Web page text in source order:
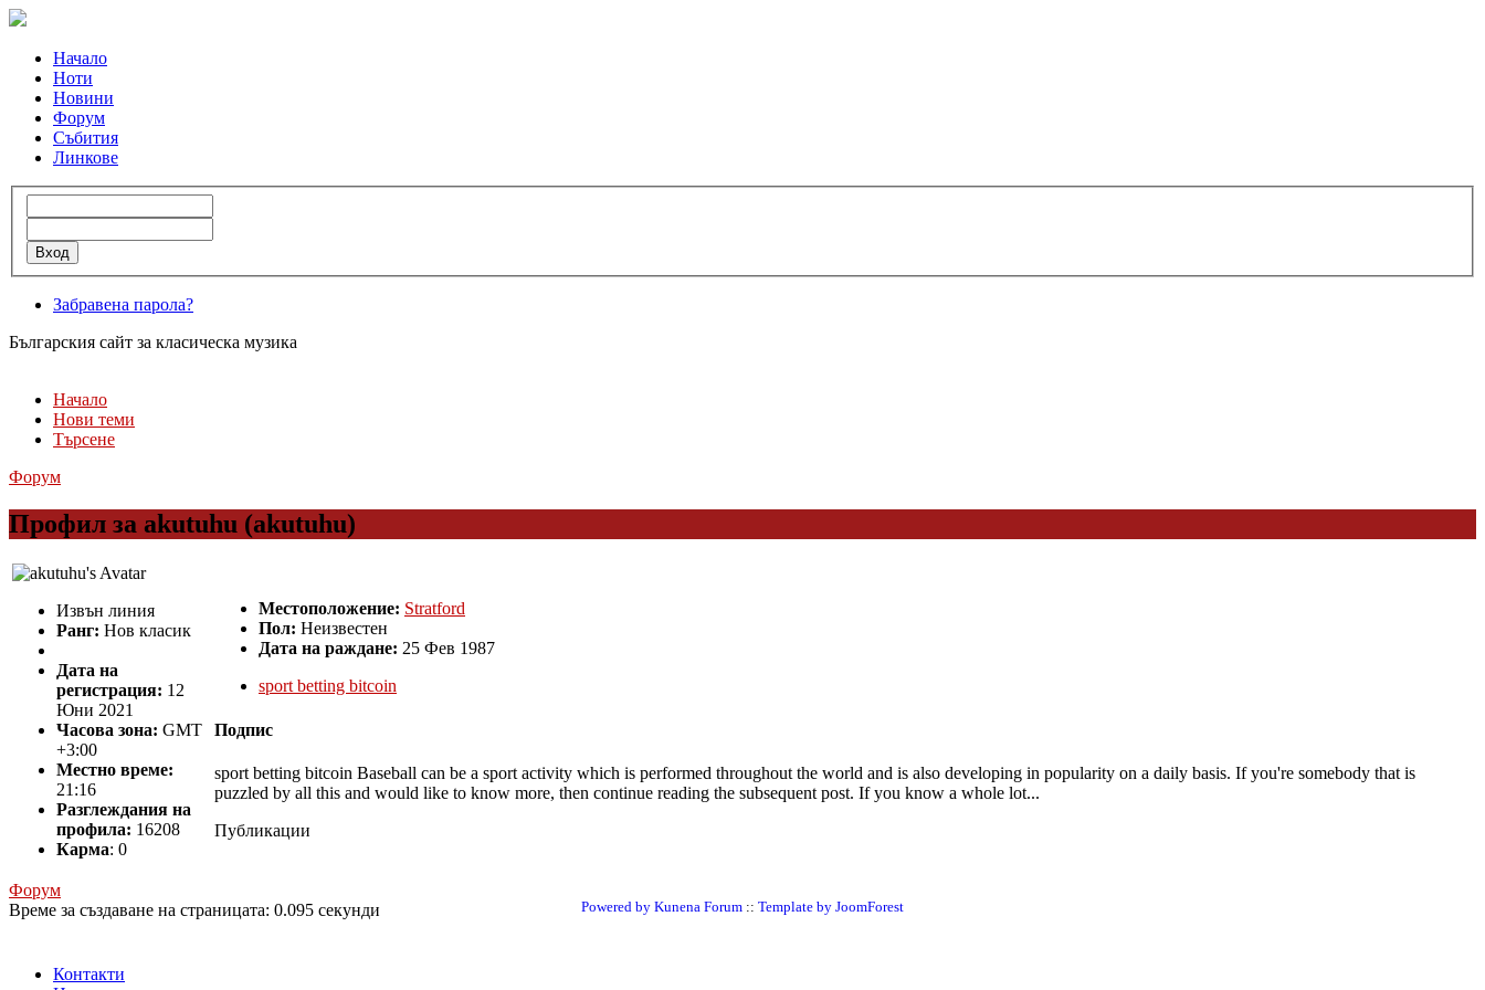
Начало
Ноти
Новини
Форум
Събития
Линкове
Забравена парола?
Българския сайт за класическа музика
Начало
Нови теми
Търсене
Форум
Профил за akutuhu (akutuhu)
Извън линия
Ранг: Нов класик
Дата на
регистрация: 12
Юни 2021
Часова зона: GMT
+3:00
Местно време:
21:16
Разглеждания на
профила: 16208
Карма: 0
Местоположение: Stratford
Пол: Неизвестен
Дата на раждане: 25 Фев 1987
sport betting bitcoin
Подпис
sport betting bitcoin Baseball can be a sport activity which is performed throughout the world and is also developing in popularity on a daily basis. If you're somebody that is
puzzled by all this and would like to know more, then continue reading the subsequent post. If you know a whole lot...
Публикации
Форум
Време за създаване на страницата: 0.095 секунди
Powered by Kunena Forum :: Template by JoomForest
Контакти